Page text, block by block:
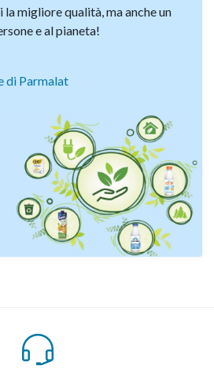
migliore qualità, ma anche un
e al pianeta!
di Parmalat